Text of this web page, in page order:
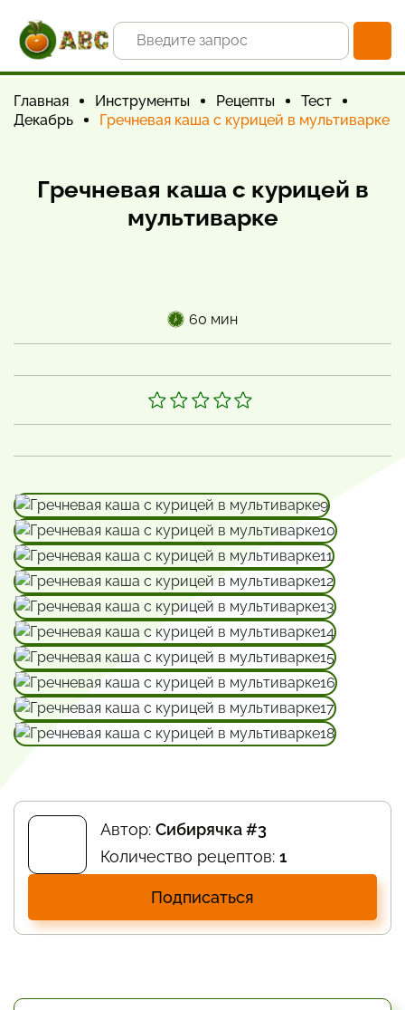
Главная Инструменты Рецепты
Тест
Декабрь
Гречневая каша с курицей в мультиварке
Гречневая каша с курицей в
мультиварке
60 мин
Автор: Сибирячка #3
Количество рецептов: 1
Подписаться